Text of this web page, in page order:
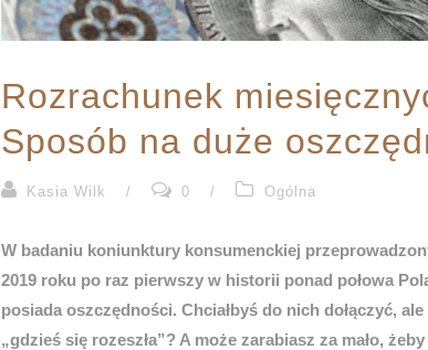
Rozrachunek
Sposób na duże
Kasia Wilk / 0 / Ogólna
W badaniu koniunktury konsumenckiej
2019 roku po raz pierwszy w historii ponad połowa
posiada oszczędności. Chciałbyś do nich dołączyć,
„gdzieś się rozeszła”? A może zarabiasz za mało,